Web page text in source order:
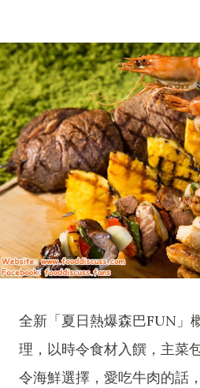
全新「夏日熱爆森巴FUN」
理，以時令食材入饌，主菜
令海鮮選擇，愛吃牛肉的話